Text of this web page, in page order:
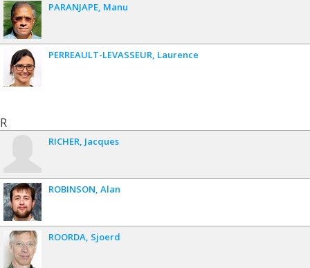
PARANJAPE Manu
PERREAULT-LEVASSEUR Laurence
R
RICHER Jacques
ROBINSON Alan
ROORDA Sjoerd